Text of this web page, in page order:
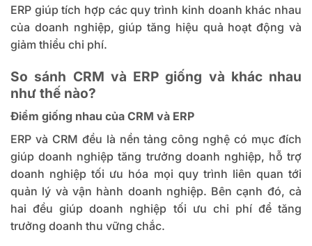
ERP giúp tích hợp các quy trình kinh doanh khác nhau
của doanh nghiệp, giúp tăng hiệu quả hoạt động và
giảm thiểu chi phí.
So sánh CRM và ERP giống và khác nhau
như thế nào?
Điểm giống nhau của CRM và ERP
ERP và CRM đều là nền tảng công nghệ có mục đích
giúp doanh nghiệp tăng trưởng doanh nghiệp, hỗ trợ
doanh nghiệp tối ưu hóa mọi quy trình liên quan tới
quản lý và vận hành doanh nghiệp. Bên cạnh đó, cả
hai đều giúp doanh nghiệp tối ưu chi phí để tăng
trưởng doanh thu vững chắc.